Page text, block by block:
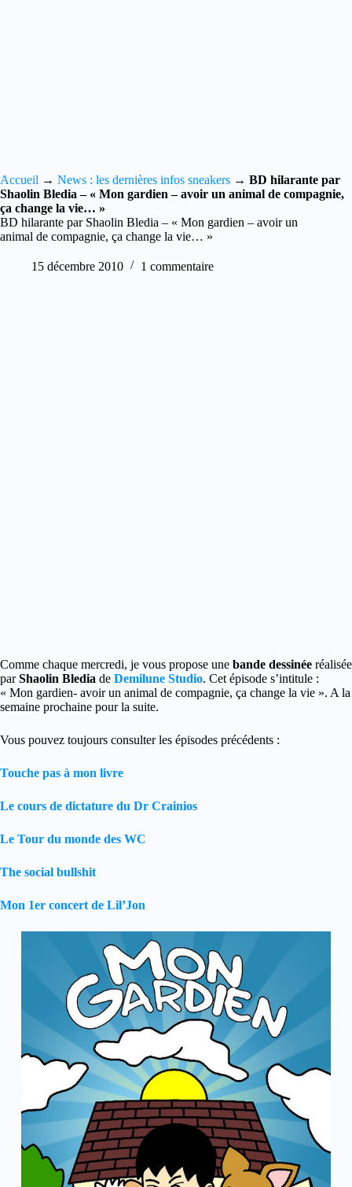
Accueil → News : les dernières infos sneakers → BD hilarante par
Shaolin Bledia – « Mon gardien – avoir un animal de compagnie,
ça change la vie… »
BD hilarante par Shaolin Bledia – « Mon gardien – avoir un
animal de compagnie, ça change la vie… »
15 décembre 2010 1 commentaire
Comme chaque mercredi, je vous propose une bande dessinée réalisée
parShaolin Bledia de Demilune Studio. Cet épisode s’intitule :
« Mon gardien- avoir un animal de compagnie, ça change la vie ». A la
semaine prochaine pour la suite.
Vous pouvez toujours consulter les épisodes précédents :
Touche pas à mon livre
Le cours de dictature du Dr Crainios
Le Tour du monde des WC
The social bullshit
Mon 1er concert de Lil’Jon